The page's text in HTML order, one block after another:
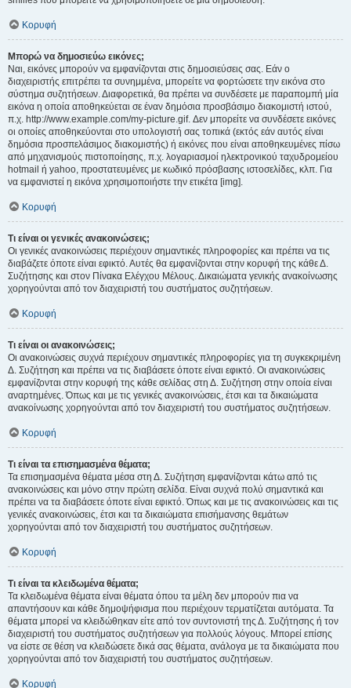
Κορυφή
Μπορώ να δημοσιεύω εικόνες;
Ναι, εικόνες μπορούν να εμφανίζονται στις δημοσιεύσεις σας. Εάν ο
διαχειριστής επιτρέπει τα συνημμένα, μπορείτε να φορτώσετε την εικόνα στο
σύστημα συζητήσεων. Διαφορετικά, θα πρέπει να συνδέσετε με παραπομπή μία
εικόνα η οποία αποθηκεύεται σε έναν δημόσια προσβάσιμο διακομιστή ιστού,
π.χ. http://www.example.com/my-picture.gif. Δεν μπορείτε να συνδέσετε εικόνες
οι οποίες αποθηκεύονται στο υπολογιστή σας τοπικά (εκτός εάν αυτός είναι
δημόσια προσπελάσιμος διακομιστής) ή εικόνες που είναι αποθηκευμένες πίσω
από μηχανισμούς πιστοποίησης, π.χ. λογαριασμοί ηλεκτρονικού ταχυδρομείου
hotmail ή yahoo, προστατευμένες με κωδικό πρόσβασης ιστοσελίδες, κλπ. Για
να εμφανιστεί η εικόνα χρησιμοποιήστε την ετικέτα [img].
Κορυφή
Τι είναι οι γενικές ανακοινώσεις;
Οι γενικές ανακοινώσεις περιέχουν σημαντικές πληροφορίες και πρέπει να τις
διαβάζετε όποτε είναι εφικτό. Αυτές θα εμφανίζονται στην κορυφή της κάθε Δ.
Συζήτησης και στον Πίνακα Ελέγχου Μέλους. Δικαιώματα γενικής ανακοίνωσης
χορηγούνται από τον διαχειριστή του συστήματος συζητήσεων.
Κορυφή
Τι είναι οι ανακοινώσεις;
Οι ανακοινώσεις συχνά περιέχουν σημαντικές πληροφορίες για τη συγκεκριμένη
Δ. Συζήτηση και πρέπει να τις διαβάσετε όποτε είναι εφικτό. Οι ανακοινώσεις
εμφανίζονται στην κορυφή της κάθε σελίδας στη Δ. Συζήτηση στην οποία είναι
αναρτημένες. Όπως και με τις γενικές ανακοινώσεις, έτσι και τα δικαιώματα
ανακοίνωσης χορηγούνται από τον διαχειριστή του συστήματος συζητήσεων.
Κορυφή
Τι είναι τα επισημασμένα θέματα;
Τα επισημασμένα θέματα μέσα στη Δ. Συζήτηση εμφανίζονται κάτω από τις
ανακοινώσεις και μόνο στην πρώτη σελίδα. Είναι συχνά πολύ σημαντικά και
πρέπει να τα διαβάσετε όποτε είναι εφικτό. Όπως και με τις ανακοινώσεις και τις
γενικές ανακοινώσεις, έτσι και τα δικαιώματα επισήμανσης θεμάτων
χορηγούνται από τον διαχειριστή του συστήματος συζητήσεων.
Κορυφή
Τι είναι τα κλειδωμένα θέματα;
Τα κλειδωμένα θέματα είναι θέματα όπου τα μέλη δεν μπορούν πια να
απαντήσουν και κάθε δημοψήφισμα που περιέχουν τερματίζεται αυτόματα. Τα
θέματα μπορεί να κλειδώθηκαν είτε από τον συντονιστή της Δ. Συζήτησης ή τον
διαχειριστή του συστήματος συζητήσεων για πολλούς λόγους. Μπορεί επίσης
να είστε σε θέση να κλειδώσετε δικά σας θέματα, ανάλογα με τα δικαιώματα που
χορηγούνται από τον διαχειριστή του συστήματος συζητήσεων.
Κορυφή